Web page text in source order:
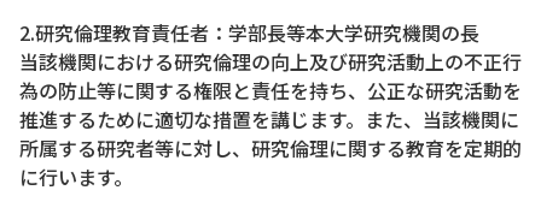
2.研究倫理教育責任者：学部長等本大学研究機関の長
当該機関における研究倫理の向上及び研究活動上の不正行
為の防止等に関する権限と責任を持ち、公正な研究活動を
推進するために適切な措置を講じます。また、当該機関に
所属する研究者等に対し、研究倫理に関する教育を定期的
に行います。